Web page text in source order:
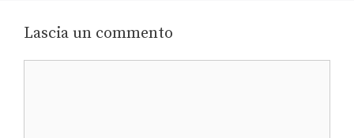
Lascia un commento